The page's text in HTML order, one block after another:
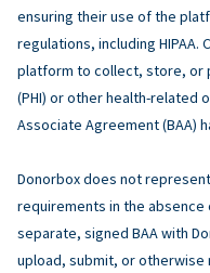
ensuring their use of the
regulations, including HIPAA.
platform to collect, store, or
(PHI) or other health-related
Associate Agreement (BAA)
Donorbox does not
requirements in the absence
separate, signed BAA with
upload, submit, or otherwise